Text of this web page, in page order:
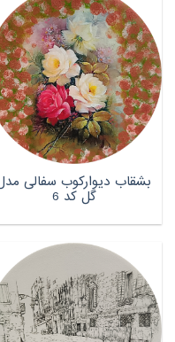
بشقاب دیوارکوب سفالی
گل کد 6